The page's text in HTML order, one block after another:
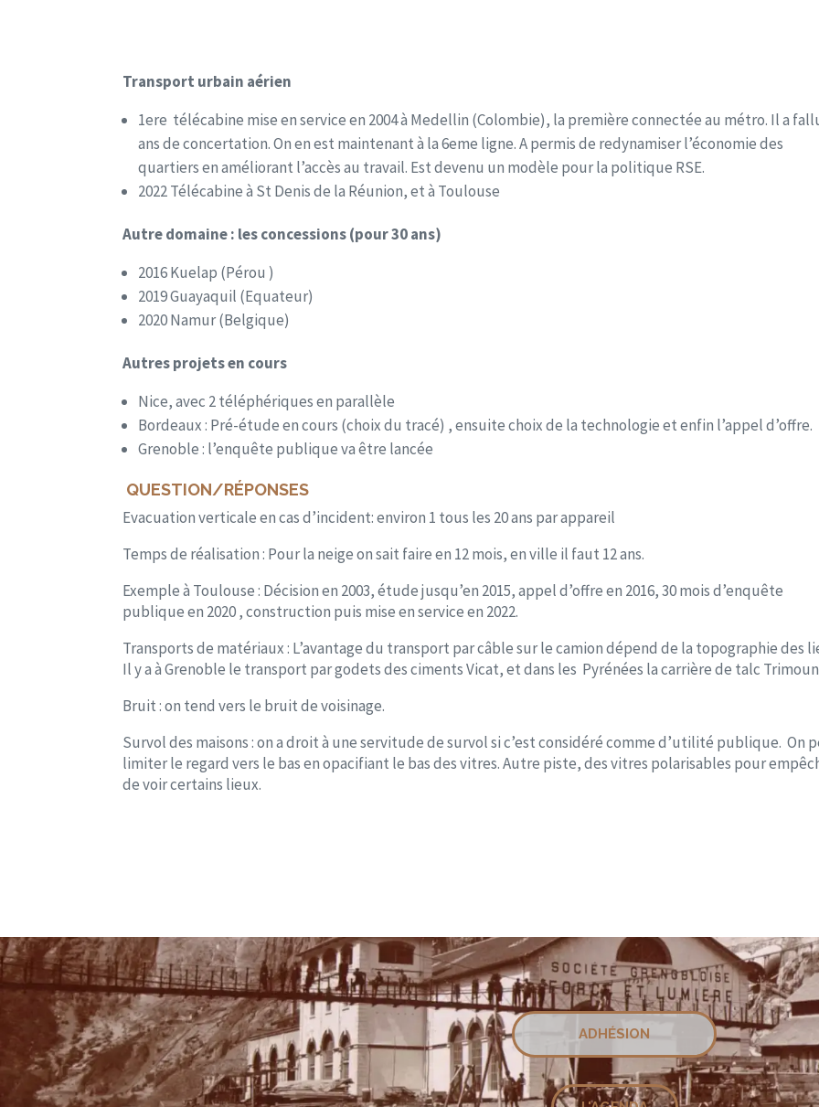
Transport urbain aérien
1ere télécabine mise en service en 2004 à Medellin (Colombie), la première connectée au métro. Il a
ans de concertation. On en est maintenant à la 6eme ligne. A permis de redynamiser l’économie des
quartiers en améliorant l’accès au travail. Est devenu un modèle pour la politique RSE.
2022 Télécabine à St Denis de la Réunion, et à Toulouse
Autre domaine : les concessions (pour 30 ans)
2016 Kuelap (Pérou )
2019 Guayaquil (Equateur)
2020 Namur (Belgique)
Autres projets en cours
Nice, avec 2 téléphériques en parallèle
Bordeaux : Pré-étude en cours (choix du tracé) , ensuite choix de la technologie et enfin l’appel d’offre.
Grenoble : l’enquête publique va être lancée
QUESTION/RÉPONSES
Evacuation verticale en cas d’incident: environ 1 tous les 20 ans par appareil
Temps de réalisation : Pour la neige on sait faire en 12 mois, en ville il faut 12 ans.
Exemple à Toulouse : Décision en 2003, étude jusqu’en 2015, appel d’offre en 2016, 30 mois d’enquête
publique en 2020 , construction puis mise en service en 2022.
Transports de matériaux : L’avantage du transport par câble sur le camion dépend de la topographie des
Il y a à Grenoble le transport par godets des ciments Vicat, et dans les Pyrénées la carrière de talc
Bruit : on tend vers le bruit de voisinage.
Survol des maisons : on a droit à une servitude de survol si c’est considéré comme d’utilité publique. On
limiter le regard vers le bas en opacifiant le bas des vitres. Autre piste, des vitres polarisables pour
de voir certains lieux.
ADHÉSION